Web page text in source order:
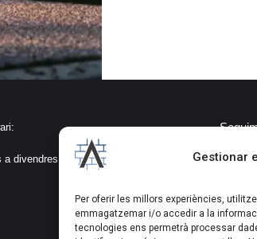
Gestionar
Per oferir les millors experiències,
emmagatzemar i/o accedir a la
tecnologies ens permetrà processar
a divendres de 8:00 a 18:30